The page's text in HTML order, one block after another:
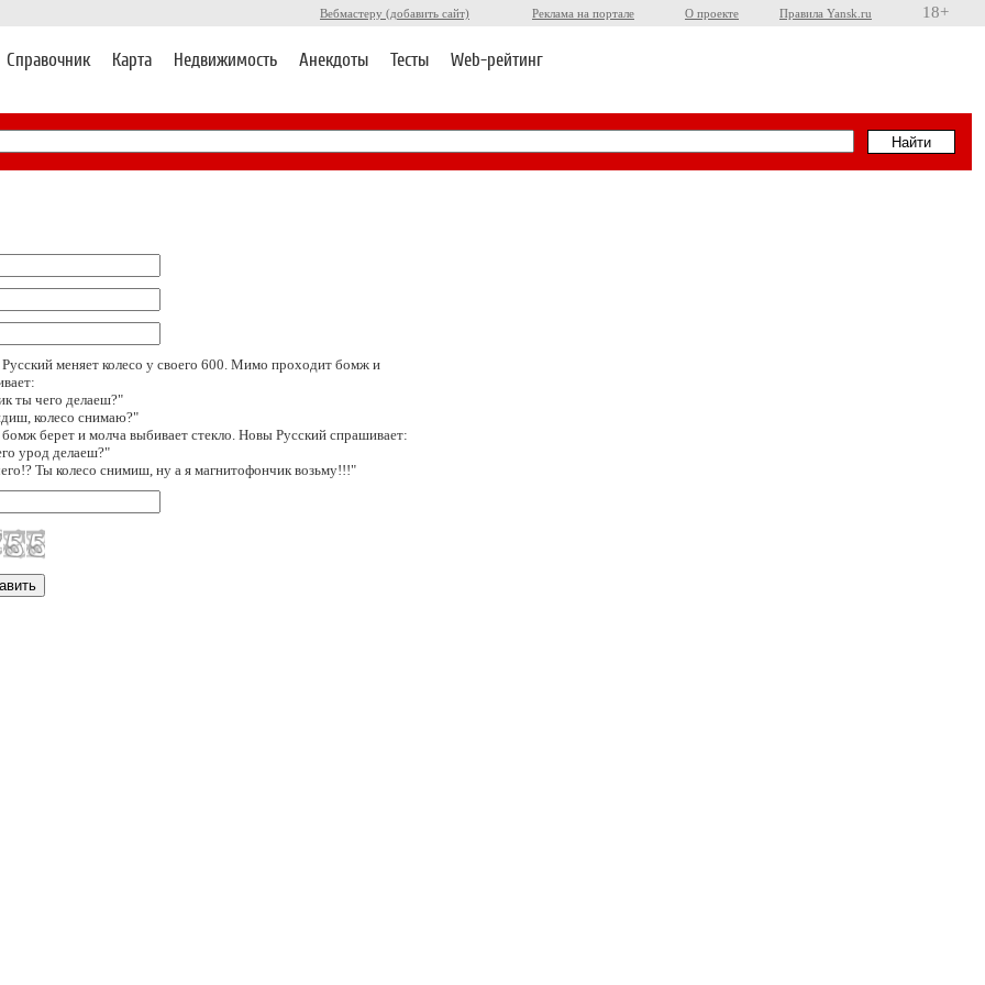
Вебмастеру (добавить сайт) Реклама на портале О проекте Правила Yansk.ru 18+
Справочник Карта Недвижимость Анекдоты Тесты Web-рейтинг
меняет колесо у своего 600. Мимо проходит бомж и
ты чего делаеш?"
колесо снимаю?"
берет и молча выбивает стекло. Новы Русский спрашивает:
урод делаеш?"
Ты колесо снимиш, ну а я магнитофончик возьму!!!"